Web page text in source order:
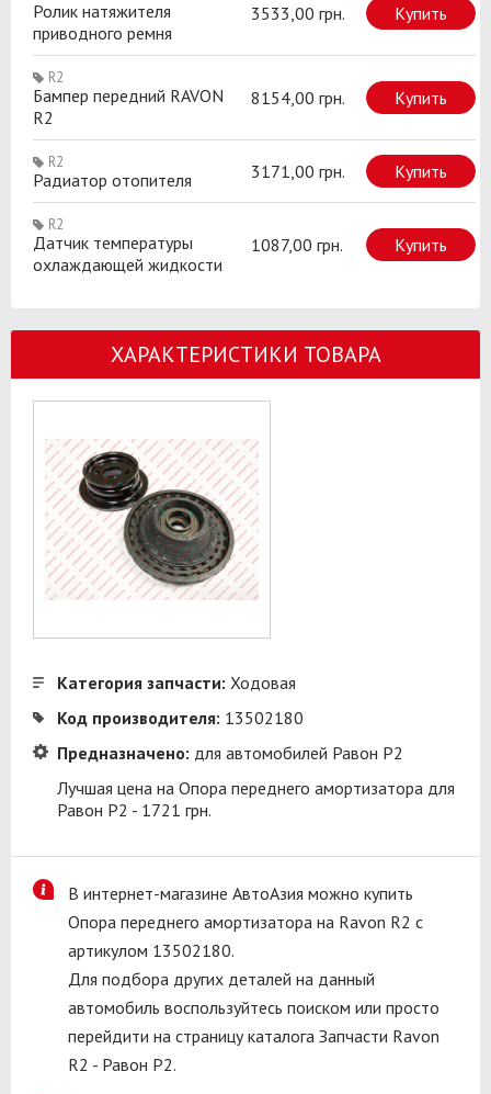
Ролик натяжителя
приводного ремня
3533,00 грн. Купить
R2
Бампер передний RAVON
R2
8154,00 грн. Купить
R2
Радиатор отопителя 3171,00 грн. Купить
R2
Датчик температуры
охлаждающей жидкости
1087,00 грн. Купить
ХАРАКТЕРИСТИКИ ТОВАРА
Категория запчасти: Ходовая
Код производителя: 13502180
Предназначено: для автомобилей Равон Р2
Лучшая цена на Опора переднего амортизатора для
Равон Р2 - 1721 грн.
В интернет-магазине АвтоАзия можно купить
Опора переднего амортизатора на Ravon R2 с
артикулом 13502180.
Для подбора других деталей на данный
автомобиль воспользуйтесь поиском или просто
перейдити на страницу каталога Запчасти Ravon
R2 - Равон Р2.